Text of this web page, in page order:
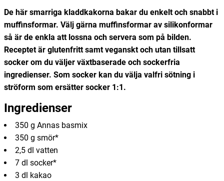
De här smarriga kladdkakorna bakar du enkelt och snabbt i
muffinsformar. Välj gärna muffinsformar av silikonformar
så är de enkla att lossna och servera som på bilden.
Receptet är glutenfritt samt veganskt och utan tillsatt
socker om du väljer växtbaserade och sockerfria
ingredienser. Som socker kan du välja valfri sötning i
ströform som ersätter socker 1:1.
Ingredienser
350 g Annas basmix
350 g smör*
2,5 dl vatten
7 dl socker*
3 dl kakao